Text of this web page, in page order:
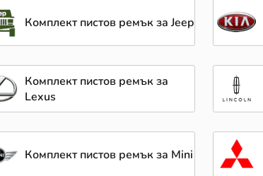
Комплект пистов ремък за Jeep
Комплект пистов ремък за
Lexus
Комплект пистов ремък за Mini